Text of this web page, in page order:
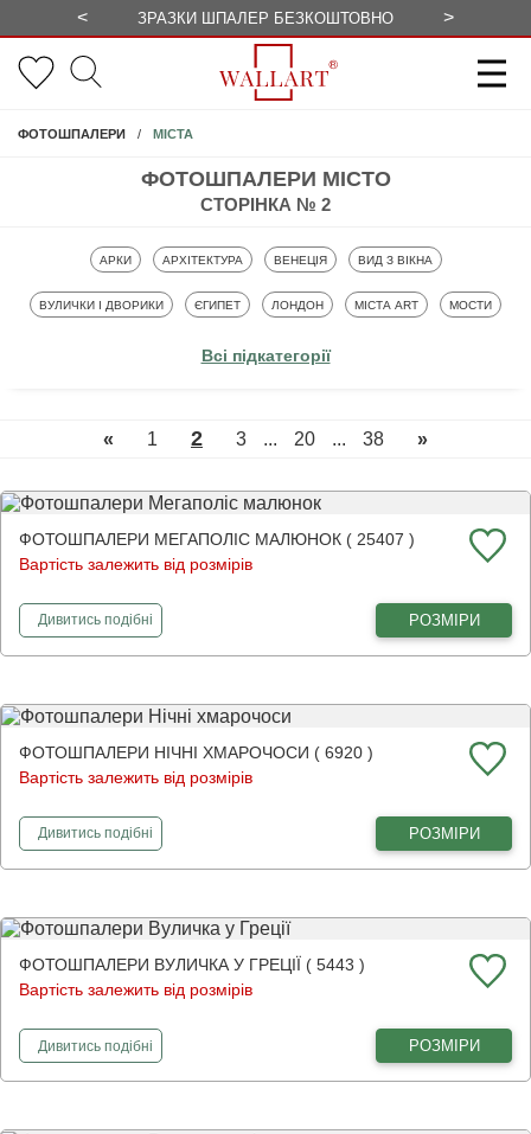
< ЗРАЗКИ ШПАЛЕР БЕЗКОШТОВНО >
ФОТОШПАЛЕРИ МІСТО
СТОРІНКА № 2
ФОТОШПАЛЕРИ МІСТА
ФОТОШПАЛЕРИ
АРКИ ФОТОШПАЛЕРИ
АРХІТЕКТУРА ФОТОШПАЛЕРИ
ВЕНЕЦІЯ ФОТОШПАЛЕРИ
ВИД З ВІКНА
ФОТОШПАЛЕРИ
ВУЛИЧКИ І ДВОРИКИ ФОТОШПАЛЕРИ
ЄГИПЕТ ФОТОШПАЛЕРИ
ЛОНДОН ФОТОШПАЛЕРИ
МІСТА ART МОСТИ
ФОТОШПАЛЕРИ
НЬЮ-ЙОРК ФОТОШПАЛЕРИ
ПАРИЖ
ФОТОШПАЛЕРИ
ЧОРНО-БІЛЕ МІСТО
Всі підкатегорії
« 1 2 3 ... 20 ... 38 »
ФОТОШПАЛЕРИ МЕГАПОЛІС МАЛЮНОК ( 25407 )
Вартість залежить від розмірів
Дивитисьфотошпалери
подібні РОЗМІРИ
ФОТОШПАЛЕРИ НІЧНІ ХМАРОЧОСИ ( 6920 )
Вартість залежить від розмірів
Дивитисьфотошпалери
подібні РОЗМІРИ
ФОТОШПАЛЕРИ ВУЛИЧКА У ГРЕЦІЇ ( 5443 )
Вартість залежить від розмірів
Дивитисьфотошпалери
подібні РОЗМІРИ